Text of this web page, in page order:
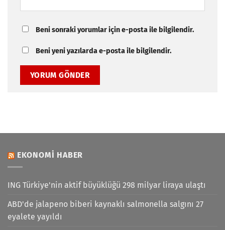
Beni sonraki yorumlar için e-posta ile bilgilendir.
Beni yeni yazılarda e-posta ile bilgilendir.
EKONOMI HABER
ING Türkiye'nin aktif büyüklüğü 298 milyar liraya ulaştı
ABD'de jalapeno biberi kaynaklı salmonella salgını 27
eyalete yayıldı